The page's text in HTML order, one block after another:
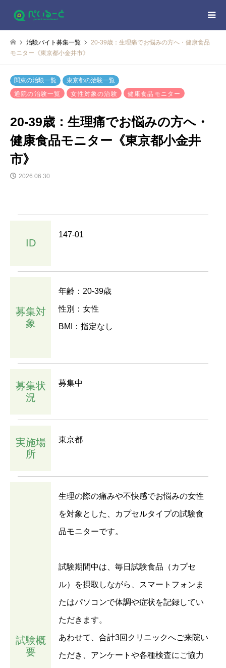
治験バイト募集一覧
20-39歳：生理痛でお悩みの方へ・健康食品
モニター《東京都小金井市》
関東の治験一覧 東京都の治験一覧
通院の治験一覧 女性対象の治験 健康食品モニター
20-39歳：生理痛でお悩みの方へ・
健康食品モニター《東京都小金井
市》
2026.06.30
ID
147-01
募集対
象
年齢：20-39歳
性別：女性
BMI：指定なし
募集状
況
募集中
実施場
所
東京都
試験概
要
生理の際の痛みや不快感でお悩みの女性
を対象とした、カプセルタイプの試験食
品モニターです。
試験期間中は、毎日試験食品（カプセ
ル）を摂取しながら、スマートフォンま
たはパソコンで体調や症状を記録してい
ただきます。
あわせて、合計3回クリニックへご来院い
ただき、アンケートや各種検査にご協力